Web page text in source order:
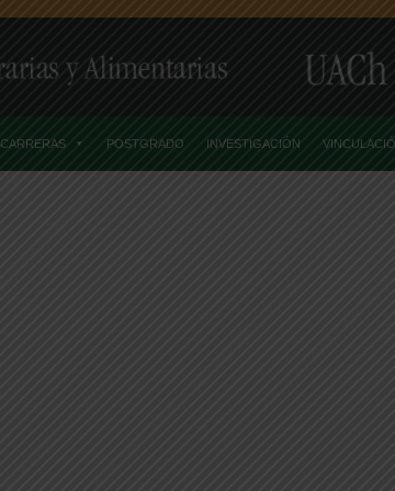
CARRERAS POSTGRADO INVESTIGACIÓN